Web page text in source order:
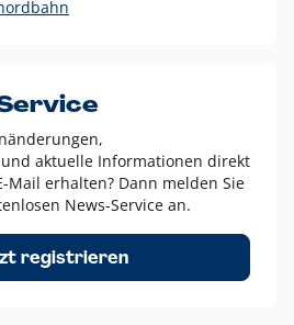
dürfen nur in Ausnahmefällen
Beispiel:
reine Schwarz-Weiß-Umsetzungen
ein Schutzraum von jeweils einer
AKN in alle Richtungen
aktuelle Informationen direkt
Mail erhalten? Dann melden Sie
News-Service an.
registrieren